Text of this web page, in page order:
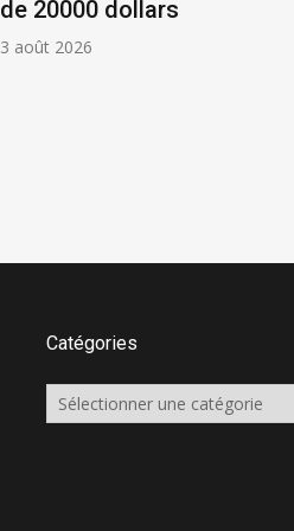
de 20000 dollars
3 août 2026
Catégories
Catégories